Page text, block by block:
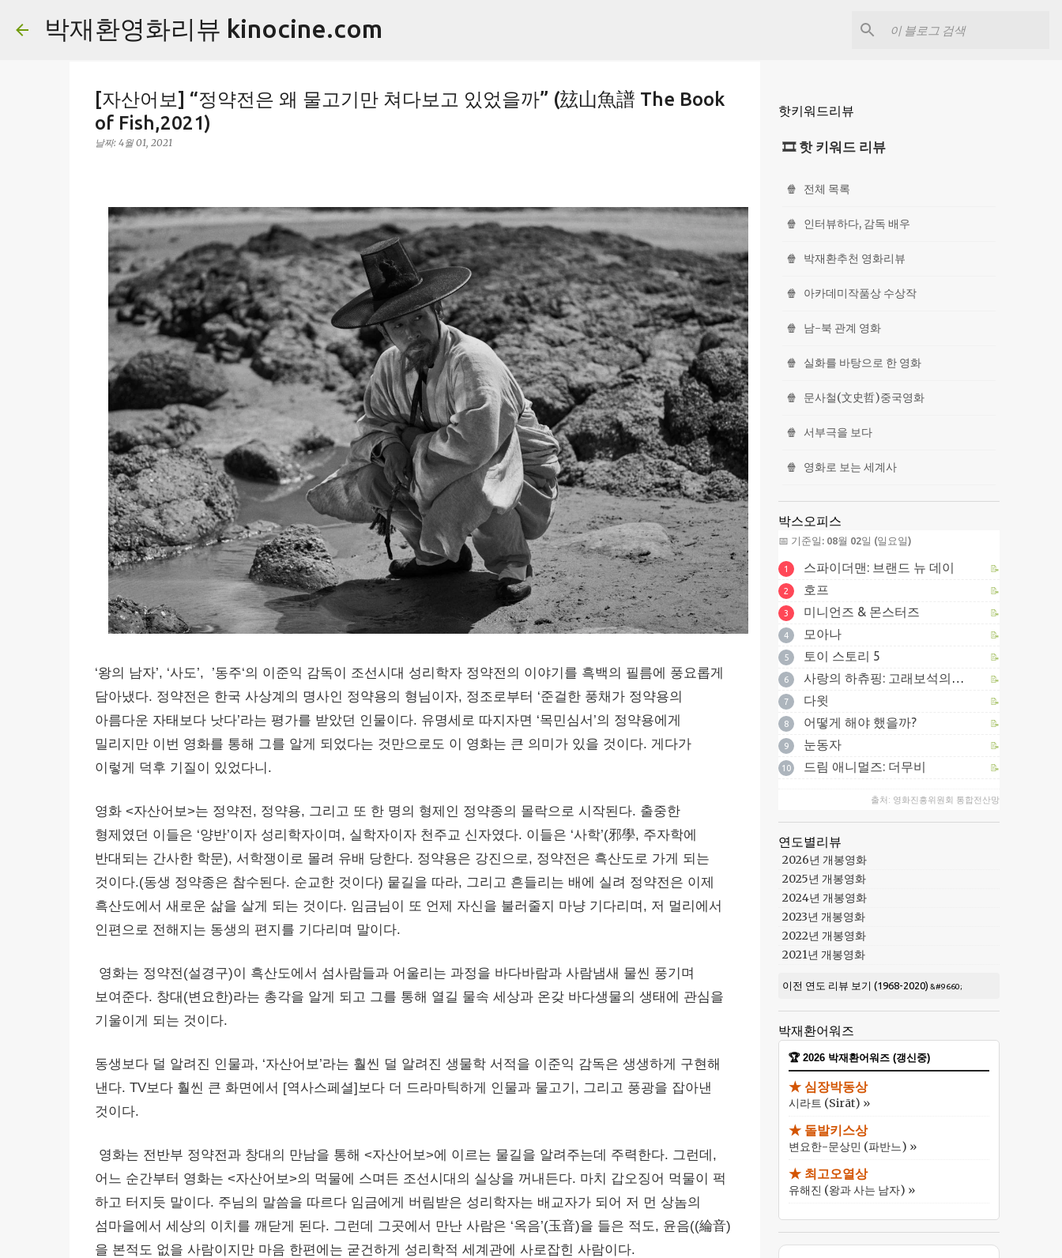
박재환영화리뷰 kinocine.com
[자산어보] “정약전은 왜 물고기만 쳐다보고 있었을까” (玆山魚譜 The Book
of Fish,2021)
날짜: 4월 01, 2021
‘왕의 남자’, ‘사도’, ’동주‘의 이준익 감독이 조선시대 성리학자 정약전의 이야기를 흑백의 필름에 풍요롭게
담아냈다. 정약전은 한국 사상계의 명사인 정약용의 형님이자, 정조로부터 ‘준걸한 풍채가 정약용의
아름다운 자태보다 낫다’라는 평가를 받았던 인물이다. 유명세로 따지자면 ‘목민심서’의 정약용에게
밀리지만 이번 영화를 통해 그를 알게 되었다는 것만으로도 이 영화는 큰 의미가 있을 것이다. 게다가
이렇게 덕후 기질이 있었다니.
영화 <자산어보>는 정약전, 정약용, 그리고 또 한 명의 형제인 정약종의 몰락으로 시작된다. 출중한
형제였던 이들은 ‘양반’이자 성리학자이며, 실학자이자 천주교 신자였다. 이들은 ‘사학’(邪學, 주자학에
반대되는 간사한 학문), 서학쟁이로 몰려 유배 당한다. 정약용은 강진으로, 정약전은 흑산도로 가게 되는
것이다.(동생 정약종은 참수된다. 순교한 것이다) 뭍길을 따라, 그리고 흔들리는 배에 실려 정약전은 이제
흑산도에서 새로운 삶을 살게 되는 것이다. 임금님이 또 언제 자신을 불러줄지 마냥 기다리며, 저 멀리에서
인편으로 전해지는 동생의 편지를 기다리며 말이다.
영화는 정약전(설경구)이 흑산도에서 섬사람들과 어울리는 과정을 바다바람과 사람냄새 물씬 풍기며
보여준다. 창대(변요한)라는 총각을 알게 되고 그를 통해 열길 물속 세상과 온갖 바다생물의 생태에 관심을
기울이게 되는 것이다.
동생보다 덜 알려진 인물과, ‘자산어보’라는 훨씬 덜 알려진 생물학 서적을 이준익 감독은 생생하게 구현해
낸다. TV보다 훨씬 큰 화면에서 [역사스페셜]보다 더 드라마틱하게 인물과 물고기, 그리고 풍광을 잡아낸
것이다.
영화는 전반부 정약전과 창대의 만남을 통해 <자산어보>에 이르는 물길을 알려주는데 주력한다. 그런데,
어느 순간부터 영화는 <자산어보>의 먹물에 스며든 조선시대의 실상을 꺼내든다. 마치 갑오징어 먹물이 퍽
하고 터지듯 말이다. 주님의 말씀을 따르다 임금에게 버림받은 성리학자는 배교자가 되어 저 먼 상놈의
섬마을에서 세상의 이치를 깨닫게 된다. 그런데 그곳에서 만난 사람은 ‘옥음’(玉音)을 들은 적도, 윤음((綸音)
을 본적도 없을 사람이지만 마음 한편에는 굳건하게 성리학적 세계관에 사로잡힌 사람이다.
핫키워드리뷰
🎞 핫 키워드 리뷰
🍿 전체 목록
🍿 인터뷰하다, 감독 배우
🍿 박재환추천 영화리뷰
🍿 아카데미작품상 수상작
🍿 남-북 관계 영화
🍿 실화를 바탕으로 한 영화
🍿 문사철(文史哲)중국영화
🍿 서부극을 보다
🍿 영화로 보는 세계사
박스오피스
📅 기준일: 08월 02일 (일요일)
1 스파이더맨: 브랜드 뉴 데이 📝
2 호프 📝
3 미니언즈 & 몬스터즈 📝
4 모아나 📝
5 토이 스토리 5 📝
6 사랑의 하츄핑: 고래보석의 전설 📝
7 다윗 📝
8 어떻게 해야 했을까? 📝
9 눈동자 📝
10 드림 애니멀즈: 더무비 📝
출처: 영화진흥위원회 통합전산망
연도별리뷰
2026년 개봉영화
2025년 개봉영화
2024년 개봉영화
2023년 개봉영화
2022년 개봉영화
2021년 개봉영화
이전 연도 리뷰 보기 (1968-2020)
박재환어워즈
🏆 2026 박재환어워즈 (갱신중)
★ 심장박동상
시라트 (Sirāt) »
★ 돌발키스상
변요한-문상민 (파반느) »
★ 최고오열상
유해진 (왕과 사는 남자) »